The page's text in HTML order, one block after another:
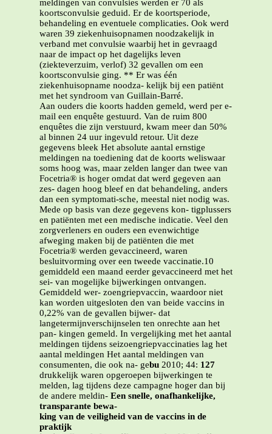
meldingen van convulsies werden er 70 als
koortsconvulsie geduid. Er de koortsperiode,
behandeling en eventuele complicaties. Ook werd
waren 39 ziekenhuisopnamen noodzakelijk in
verband met convulsie waarbij het in gevraagd
naar de impact op het dagelijks leven
(ziekteverzuim, verlof) 32 gevallen om een
koortsconvulsie ging. ** Er was één
ziekenhuisopname noodza- kelijk bij een patiënt
met het syndroom van Guillain-Barré.
Aan ouders die koorts hadden gemeld, werd per e-
mail een enquête gestuurd. Van de ruim 800
enquêtes die zijn verstuurd, kwam meer dan 50%
al binnen 24 uur ingevuld retour. Uit deze
gegevens bleek Het absolute aantal ernstige
meldingen na toediening dat de koorts weliswaar
soms hoog was, maar zelden langer dan twee van
Focetria® is hoger omdat dat werd gegeven aan
zes- dagen hoog bleef en dat behandeling, anders
dan een symptomati-sche, meestal niet nodig was.
Mede op basis van deze gegevens kon- tigplussers
en patiënten met een medische indicatie. Veel den
zorgverleners en ouders een evenwichtige
afweging maken bij de patiënten die met
Focetria® werden gevaccineerd, waren
besluitvorming over een tweede vaccinatie.10
gemiddeld een maand eerder gevaccineerd met het
sei- van mogelijke bijwerkingen ontvangen.
Gemiddeld wer- zoengriepvaccin, waardoor niet
kan worden uitgesloten den van beide vaccins in
0,22% van de gevallen bijwer- dat
langetermijnverschijnselen ten onrechte aan het
pan- kingen gemeld. In vergelijking met het aantal
meldingen tijdens seizoengriepvaccinaties lag het
aantal meldingen Het aantal meldingen van
consumenten, die ook na- gebu 2010; 44: 127
drukkelijk waren opgeroepen bijwerkingen te
melden, lag tijdens deze campagne hoger dan bij
de andere meldin- Een snelle, onafhankelijke,
transparante bewa-
king van de veiligheid van de vaccins in de
praktijk